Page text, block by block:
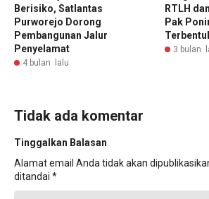
Berisiko, Satlantas
Purworejo Dorong
Pembangunan Jalur
Penyelamat
4 bulan lalu
RTLH
Pak
3 bulan
Tidak ada komentar
Tinggalkan Balasan
Alamat email Anda tidak akan
ditandai *